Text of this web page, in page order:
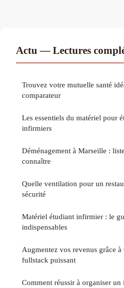
Actu — Lectures
Trouvez votre mutuelle santé
comparateur
Les essentiels du matériel pour
infirmiers
Déménagement à Marseille :
connaître
Quelle ventilation pour un
sécurité
Matériel étudiant infirmier : le
indispensables
Augmentez vos revenus grâce
fullstack puissant
Comment réussir à organiser